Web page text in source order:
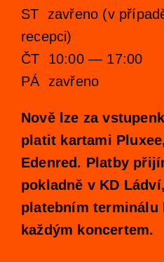
Jiří Bělohlávek —
Orchestrální akademie
Koncerty pro školy
Orchestr Zoom
ST zavřeno (v
recepci)
ČT 10:00 — 17:00
PÁ zavřeno
Nově lze za
platit kartami
Edenred. Platby
pokladně v KD
platebním terminálu
každým koncertem.